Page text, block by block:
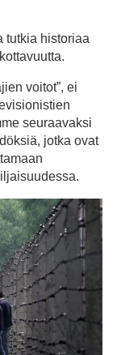
tutkia historiaa
voitot”, ei
seuraavaksi
jotka ovat